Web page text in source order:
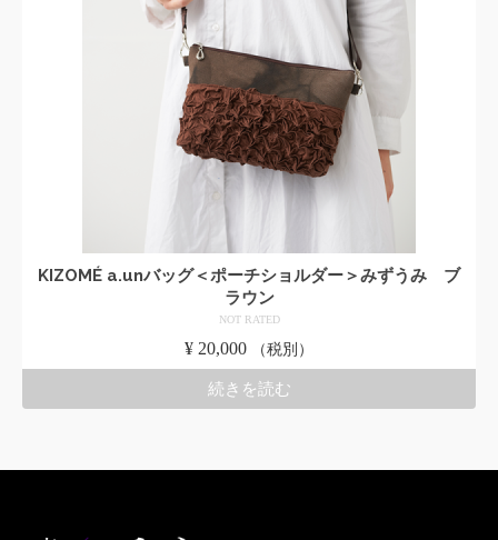
KIZOMÉ a.unバッグ＜ポーチショルダー＞みずうみ ブ
ラウン
NOT RATED
¥ 20,000 （税別）
続きを読む